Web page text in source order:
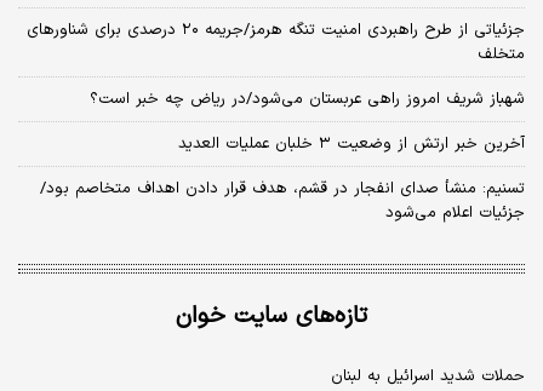
جزئیاتی از طرح راهبردی امنیت تنگه هرمز/جریمه ۲۰ درصدی برای شناورهای
متخلف
شهباز شریف امروز راهی عربستان می‌شود/در ریاض چه خبر است؟
آخرین خبر ارتش از وضعیت ۳ خلبان عملیات العدید
تسنیم: منشأ صدای انفجار در قشم، هدف قرار دادن اهداف متخاصم بود/
جزئیات اعلام می‌شود
تازه‌های سایت خوان
حملات شدید اسرائیل به لبنان